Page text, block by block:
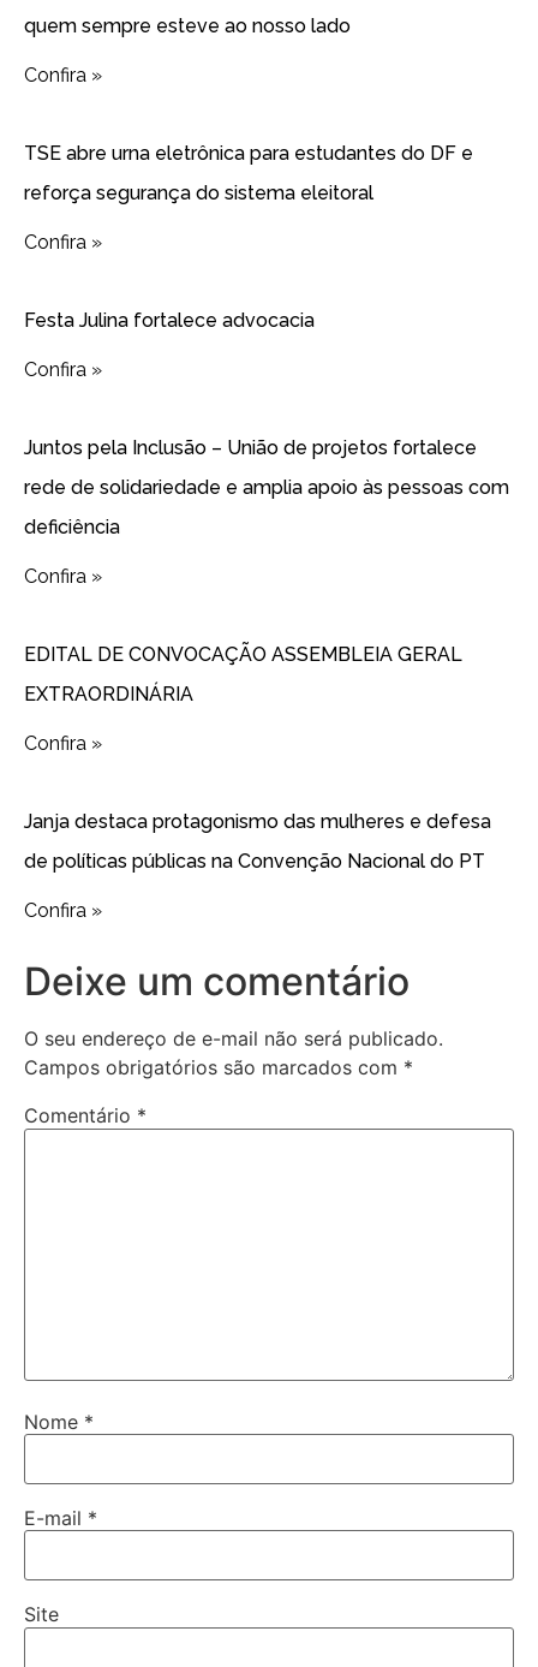
quem sempre esteve ao nosso lado
Confira »
TSE abre urna eletrônica para estudantes do DF e
reforça segurança do sistema eleitoral
Confira »
Festa Julina fortalece advocacia
Confira »
Juntos pela Inclusão – União de projetos fortalece
rede de solidariedade e amplia apoio às pessoas com
deficiência
Confira »
EDITAL DE CONVOCAÇÃO ASSEMBLEIA GERAL
EXTRAORDINÁRIA
Confira »
Janja destaca protagonismo das mulheres e defesa
de políticas públicas na Convenção Nacional do PT
Confira »
Deixe um comentário
O seu endereço de e-mail não será publicado.
Campos obrigatórios são marcados com *
Comentário *
Nome *
E-mail *
Site